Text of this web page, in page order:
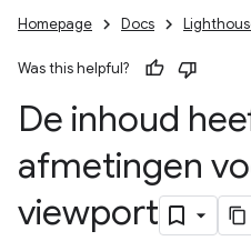
Homepage Docs
Was this helpful?
De inhoud
afmetingen
viewport